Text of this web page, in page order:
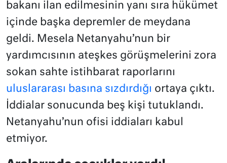
bakanı ilan edilmesinin yanı sıra hükümet
içinde başka depremler de meydana
geldi. Mesela Netanyahu’nun bir
yardımcısının ateşkes görüşmelerini zora
sokan sahte istihbarat raporlarını
uluslararası basına sızdırdığı ortaya çıktı.
İddialar sonucunda beş kişi tutuklandı.
Netanyahu’nun ofisi iddiaları kabul
etmiyor.